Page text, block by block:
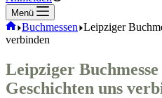
Menü
Start
Buchmessen Leipziger
verbinden
Leipziger
Geschichten uns